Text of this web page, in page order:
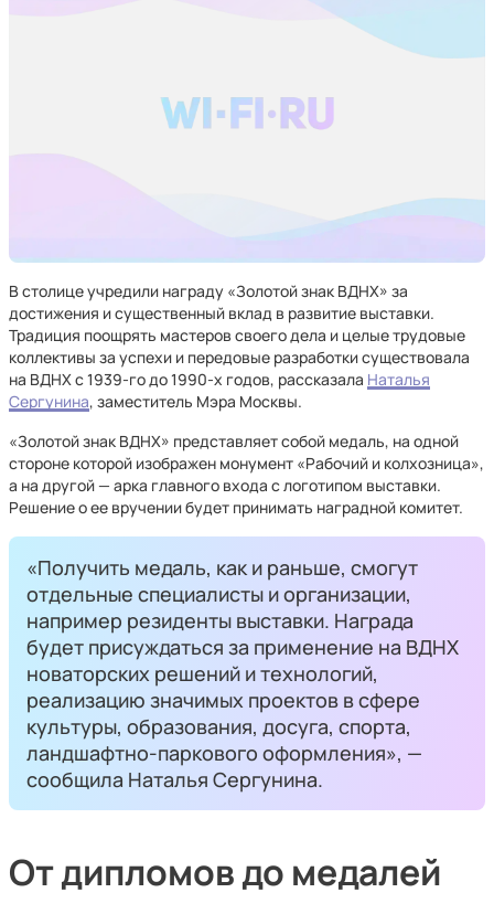
В столице учредили награду «Золотой знак ВДНХ» за
достижения и существенный вклад в развитие выставки.
Традиция поощрять мастеров своего дела и целые трудовые
коллективы за успехи и передовые разработки существовала
на ВДНХ с 1939-го до 1990-х годов, рассказала Наталья
Сергунина, заместитель Мэра Москвы.
«Золотой знак ВДНХ» представляет собой медаль, на одной
стороне которой изображен монумент «Рабочий и колхозница»,
а на другой — арка главного входа с логотипом выставки.
Решение о ее вручении будет принимать наградной комитет.
«Получить медаль, как и раньше, смогут
отдельные специалисты и организации,
например резиденты выставки. Награда
будет присуждаться за применение на ВДНХ
новаторских решений и технологий,
реализацию значимых проектов в сфере
культуры, образования, досуга, спорта,
ландшафтно-паркового оформления», —
сообщила Наталья Сергунина.
От дипломов до медалей